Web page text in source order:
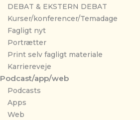
DEBAT & EKSTERN DEBAT
Kurser/konferencer/Temadage
Fagligt nyt
Portrætter
Print selv fagligt materiale
Karriereveje
Podcast/app/web
Podcasts
Apps
Web